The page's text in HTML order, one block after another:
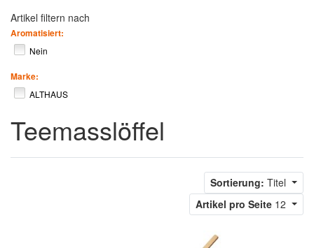
Artikel filtern nach
Aromatisiert:
Nein
Marke:
ALTHAUS
Teemasslöffel
Sortierung: Titel
Artikel pro Seite 12